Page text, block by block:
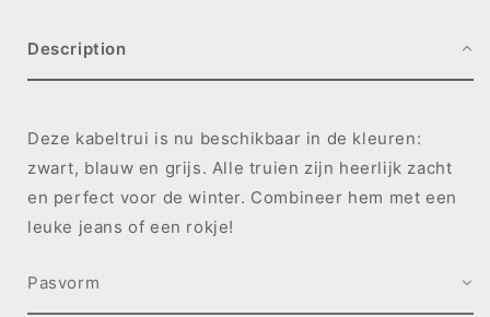
Description
Deze kabeltrui is nu beschikbaar in de kleuren:
zwart, blauw en grijs. Alle truien zijn heerlijk zacht
en perfect voor de winter. Combineer hem met een
leuke jeans of een rokje!
Pasvorm